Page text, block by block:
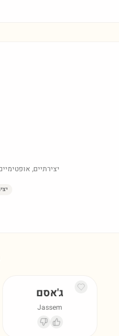
יצירתיים,
ג'אסם
Jassem